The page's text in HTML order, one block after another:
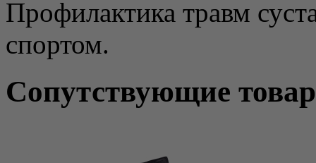
Профилактика травм
спортом.
Сопутствующие